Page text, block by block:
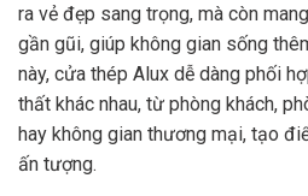
ra vẻ đẹp sang trọng, mà còn
gần gũi, giúp không gian sống
này, cửa thép Alux dễ dàng phối
thất khác nhau, từ phòng khách,
hay không gian thương mại, tạo
ấn tượng.